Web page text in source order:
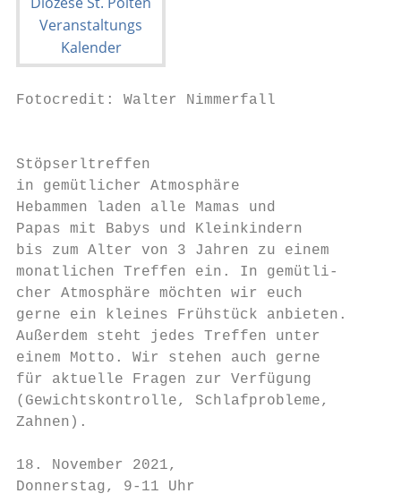
Fotocredit: Walter Nimmerfall
Stöpserltreffen
in gemütlicher Atmosphäre
Hebammen laden alle Mamas und
Papas mit Babys und Kleinkindern
bis zum Alter von 3 Jahren zu einem
monatlichen Treffen ein. In gemütli-
cher Atmosphäre möchten wir euch
gerne ein kleines Frühstück
Außerdem steht jedes Treffen unter
einem Motto. Wir stehen auch gerne
für aktuelle Fragen zur Verfügung
(Gewichtskontrolle,
Zahnen).
18. November 2021,
Donnerstag, 9-11 Uhr